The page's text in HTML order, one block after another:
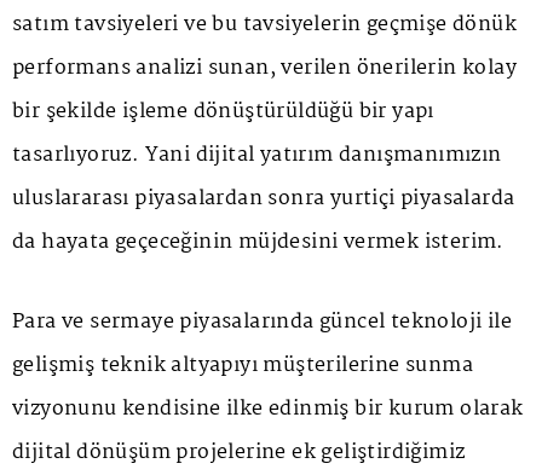
satım tavsiyeleri ve bu tavsiyelerin geçmişe dönük
performans analizi sunan, verilen önerilerin kolay
bir şekilde işleme dönüştürüldüğü bir yapı
tasarlıyoruz. Yani dijital yatırım danışmanımızın
uluslararası piyasalardan sonra yurtiçi piyasalarda
da hayata geçeceğinin müjdesini vermek isterim.
Para ve sermaye piyasalarında güncel teknoloji ile
gelişmiş teknik altyapıyı müşterilerine sunma
vizyonunu kendisine ilke edinmiş bir kurum olarak
dijital dönüşüm projelerine ek geliştirdiğimiz